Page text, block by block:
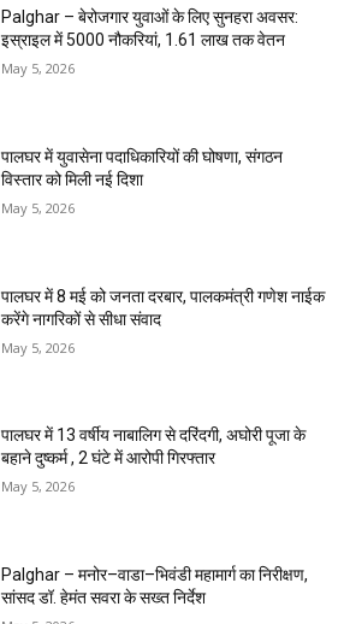
Palghar – बेरोजगार युवाओं के लिए सुनहरा अवसर:
इस्राइल में 5000 नौकरियां, ₹1.61 लाख तक वेतन
May 5, 2026
पालघर में युवासेना पदाधिकारियों की घोषणा, संगठन
विस्तार को मिली नई दिशा
May 5, 2026
पालघर में 8 मई को जनता दरबार, पालकमंत्री गणेश नाईक
करेंगे नागरिकों से सीधा संवाद
May 5, 2026
पालघर में 13 वर्षीय नाबालिग से दरिंदगी, अघोरी पूजा के
बहाने दुष्कर्म , 2 घंटे में आरोपी गिरफ्तार
May 5, 2026
Palghar – मनोर–वाडा–भिवंडी महामार्ग का निरीक्षण,
सांसद डॉ. हेमंत सवरा के सख्त निर्देश